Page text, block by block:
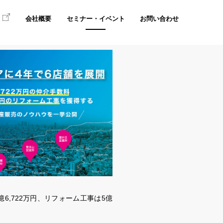
会社概要 セミナー・イベント お問い合わせ
6,722万円、リフォーム工事は5億